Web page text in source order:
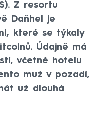
Z resortu
Daňhel je
které se týkaly
Údajně má
včetně hotelu
muž v pozadí,
už dlouhá